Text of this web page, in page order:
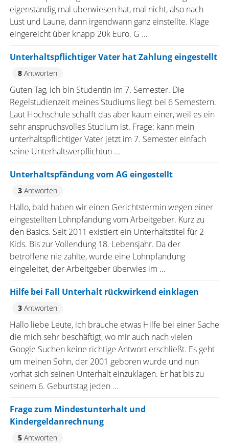
eigenständig mal überwiesen hat, mal nicht, also nach
Lust und Laune, dann irgendwann ganz einstellte. Klage
eingereicht über knapp 20k Euro. G ...
Unterhaltspflichtiger Vater hat Zahlung eingestellt
8Antworten
Guten Tag, ich bin Studentin im 7. Semester. Die
Regelstudienzeit meines Studiums liegt bei 6 Semestern.
Laut Hochschule schafft das aber kaum einer, weil es ein
sehr anspruchsvolles Studium ist. Frage: kann mein
unterhaltspflichtiger Vater jetzt im 7. Semester einfach
seine Unterhaltsverpflichtun ...
Unterhaltspfändung vom AG eingestellt
3Antworten
Hallo, bald haben wir einen Gerichtstermin wegen einer
eingestellten Lohnpfändung vom Arbeitgeber. Kurz zu
den Basics. Seit 2011 existiert ein Unterhaltstitel für 2
Kids. Bis zur Vollendung 18. Lebensjahr. Da der
betroffene nie zahlte, wurde eine Lohnpfändung
eingeleitet, der Arbeitgeber überwies im ...
Hilfe bei Fall Unterhalt rückwirkend einklagen
3Antworten
Hallo liebe Leute, ich brauche etwas Hilfe bei einer Sache
die mich sehr beschäftigt, wo mir auch nach vielen
Google Suchen keine richtige Antwort erschließt. Es geht
um meinen Sohn, der 2001 geboren wurde und nun
vorhat sich seinen Unterhalt einzuklagen. Er hat bis zu
seinem 6. Geburtstag jeden ...
Frage zum Mindestunterhalt und
Kindergeldanrechnung
5Antworten